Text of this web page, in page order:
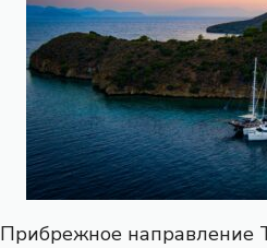
Прибрежное направление